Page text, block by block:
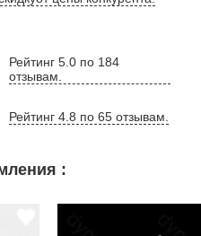
Рейтинг 5.0 по 184
отзывам.
Рейтинг 4.8 по 65 отзывам.
: